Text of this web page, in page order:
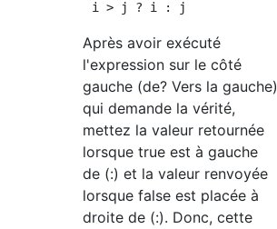
Après avoir exécuté
l'expression sur le côté
gauche (de? Vers la gauche)
qui demande la vérité,
mettez la valeur retournée
lorsque true est à gauche
de (:) et la valeur renvoyée
lorsque false est placée à
droite de (:). Donc, cette